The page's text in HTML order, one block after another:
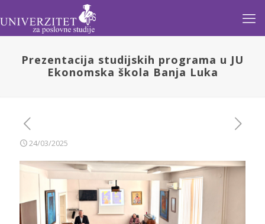
Prezentacija studijskih programa u JU
Ekonomska škola Banja Luka
24/03/2025